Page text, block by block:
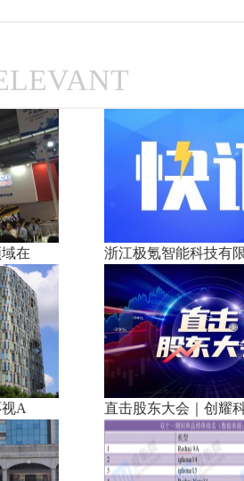
在 浙江极氪智能科技有
A 直击股东大会｜创耀